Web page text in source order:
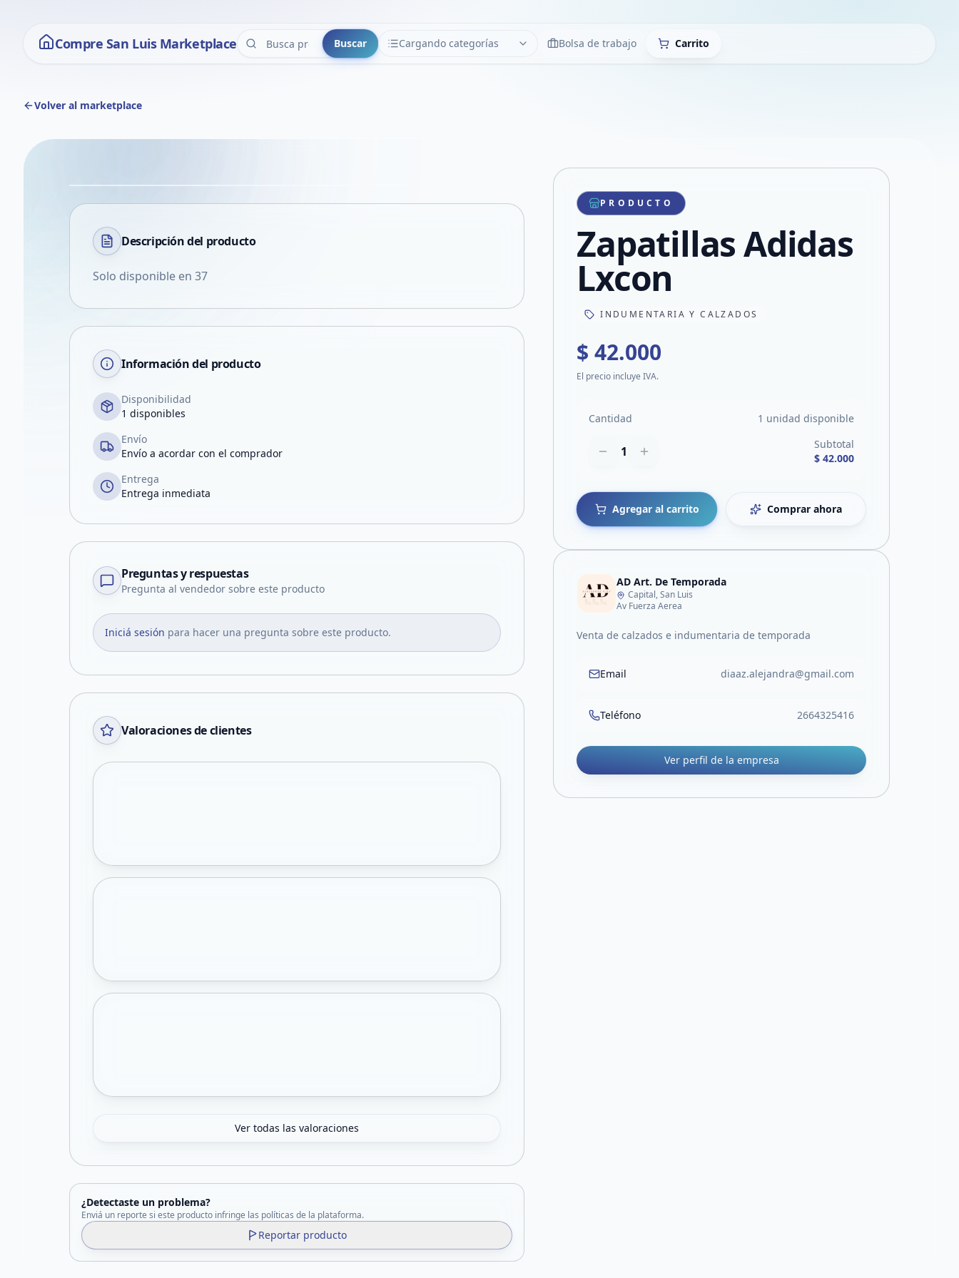
Compre San Luis Marketplace Buscar Cargando categorías
CATEGORÍAS LimpiarBolsa de trabajo Carrito
Volver al marketplace
VER EN PANTALLA COMPLETA
Compartir producto
Compartir por WhatsApp
Compartir por mail
Compartir en Facebook
Compartir en X
Descripción del producto
Solo disponible en 37
Información del producto
Disponibilidad
1 disponibles
Envío
Envío a acordar con el comprador
Entrega
Entrega inmediata
Preguntas y respuestas
Pregunta al vendedor sobre este producto
Iniciá sesión para hacer una pregunta sobre este producto.
Valoraciones de clientes
Ver todas las valoraciones
¿Detectaste un problema?
Enviá un reporte si este producto infringe las políticas de la plataforma.
Reportar producto
PRODUCTO
Zapatillas Adidas
Lxcon
INDUMENTARIA Y CALZADOS
$ 42.000
El precio incluye IVA.
Cantidad 1 unidad disponible
1
Subtotal
$ 42.000
Agregar al carrito Comprar ahora
AD Art. De Temporada
Capital, San Luis
Av Fuerza Aerea
Venta de calzados e indumentaria de temporada
Email diaaz.alejandra@gmail.com
Teléfono 2664325416
Ver perfil de la empresa